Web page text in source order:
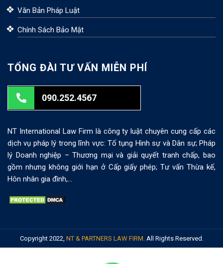
Văn Bản Pháp Luật
Chính Sách Bảo Mật
TỔNG ĐÀI TƯ VẤN MIỄN PHÍ
090.252.4567
NT International Law Firm là công ty luật chuyên cung cấp các
dịch vụ pháp lý trong lĩnh vực: Tố tụng Hình sự và Dân sự; Pháp
lý Doanh nghiệp – Thương mại và giải quyết tranh chấp, bao
gồm nhưng không giới hạn ở Cấp giấy phép; Tư vấn Thừa kế,
Hôn nhân gia đình,…
Copyright 2022, NT & PARTNERS LAW FIRM.All Rights Reserved.